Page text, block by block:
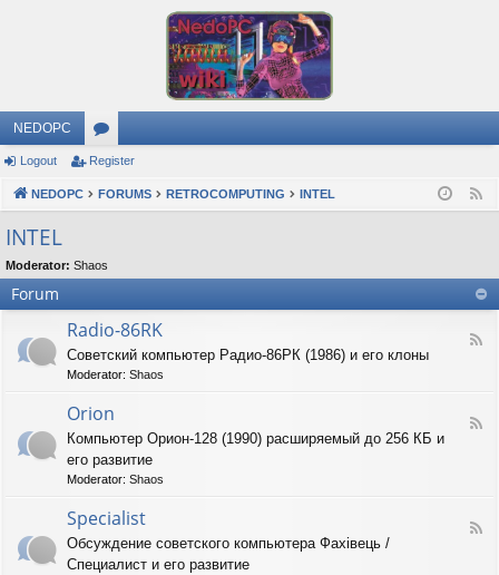
NEDOPC
or
u
s
Logout Register
NEDOPC FORUMS RETROCOMPUTING INTEL
INTEL
Moderator: Shaos
Forum
F
d
R
o
8
Radio-86RK
Советский компьютер Радио-86РК (1986) и его клоны
Moderator: Shaos
F
Orion
Компьютер Орион-128 (1990) расширяемый до 256 КБ и
его развитие
Moderator: Shaos
F
Specialist
Обсуждение советского компьютера Фахiвець /
Специалист и его развитие